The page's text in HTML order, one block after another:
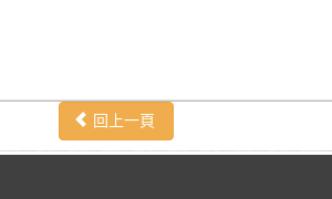
回上一頁